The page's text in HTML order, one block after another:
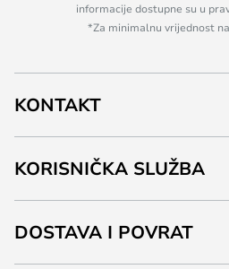
informacije dostupne su u
*Za minimalnu vrijednost
KONTAKT
KORISNIČKA SLUŽBA
DOSTAVA I POVRAT